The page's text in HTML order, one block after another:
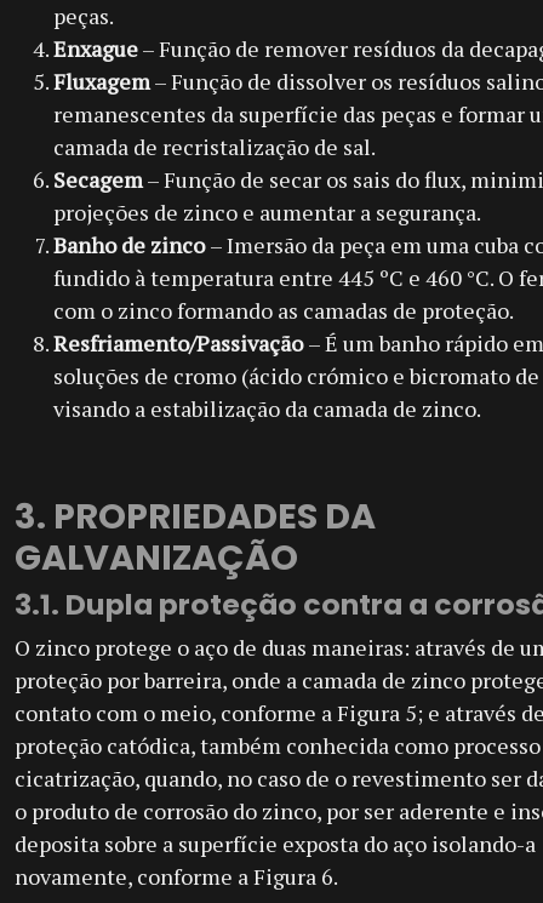
peças.
Enxague– Função de remover resíduos da
Fluxagem– Função de dissolver os resíduos
remanescentes da superfície das peças e formar
camada de recristalização de sal.
Secagem– Função de secar os sais do flux,
projeções de zinco e aumentar a segurança.
Banho de zinco– Imersão da peça em uma cuba
fundido à temperatura entre 445 ºC e 460 °C. O
com o zinco formando as camadas de proteção.
Resfriamento/Passivação– É um banho rápido em
soluções de cromo (ácido crómico e bicromato
visando a estabilização da camada de zinco.
3. PROPRIEDADES DA
GALVANIZAÇÃO
3.1. Dupla proteção contra a
O zinco protege o aço de duas maneiras: através de
proteção por barreira, onde a camada de zinco
contato com o meio, conforme a Figura 5; e através
proteção catódica, também conhecida como
cicatrização, quando, no caso de o revestimento ser
o produto de corrosão do zinco, por ser aderente e
deposita sobre a superfície exposta do aço isolando-a
novamente, conforme a Figura 6.